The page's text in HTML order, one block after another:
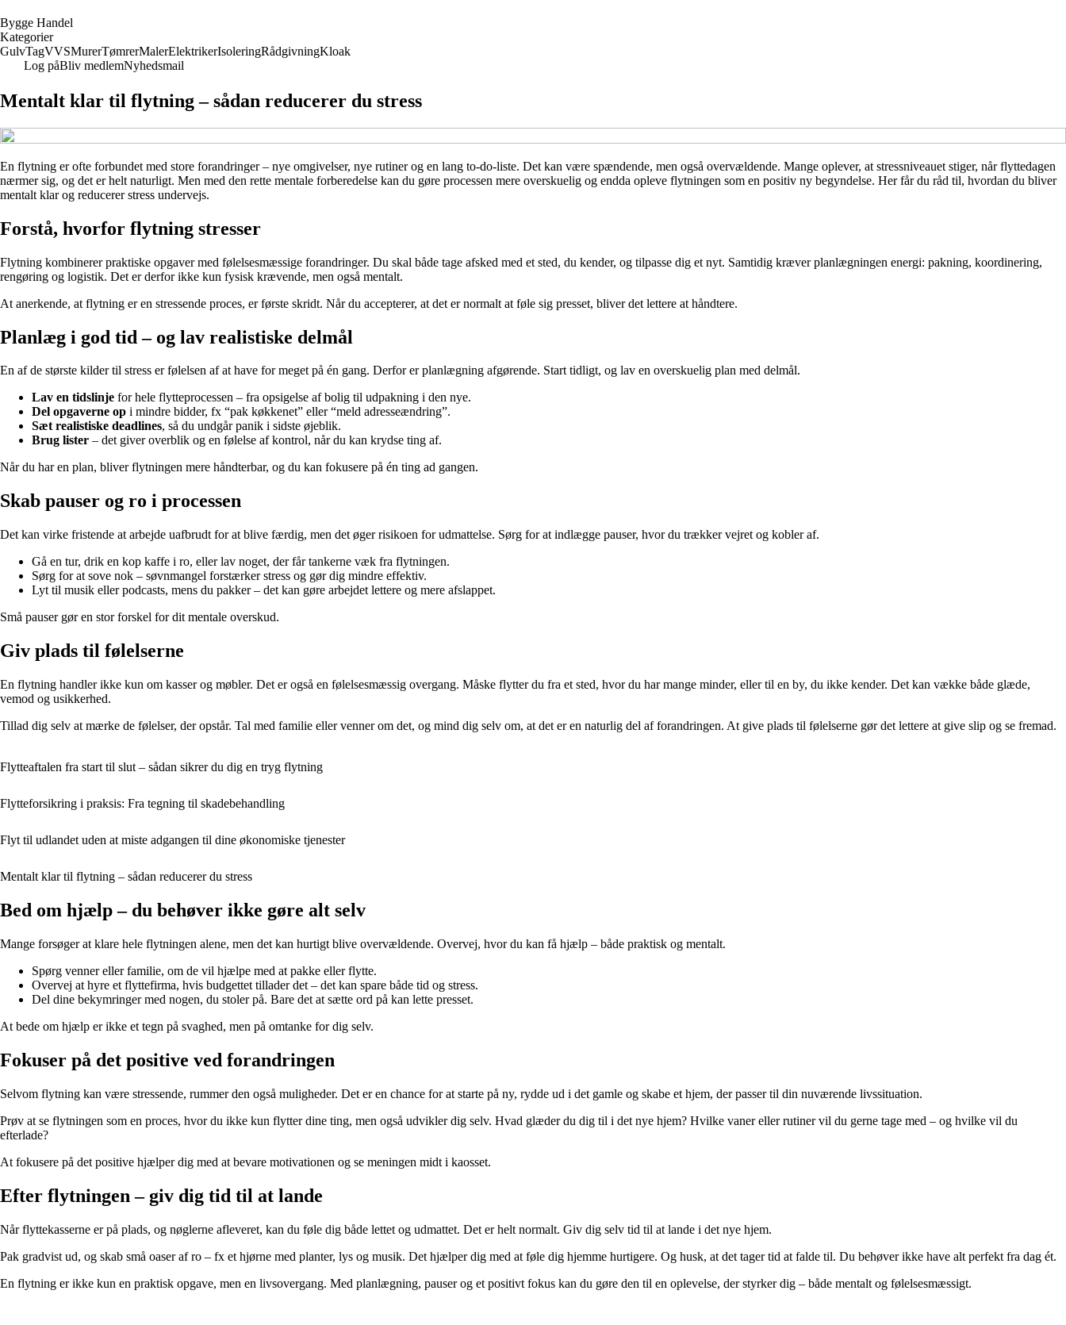
Bygge Handel
Kategorier
GulvTagVVSMurerTømrerMalerElektrikerIsoleringRådgivningKloak
Log påBliv medlemNyhedsmail
Mentalt klar til flytning – sådan reducerer du stress
En flytning er ofte forbundet med store forandringer – nye omgivelser, nye rutiner og en lang to-do-liste. Det kan være spændende, men også overvældende. Mange oplever, at stressniveauet stiger, når flyttedagen
nærmer sig, og det er helt naturligt. Men med den rette mentale forberedelse kan du gøre processen mere overskuelig og endda opleve flytningen som en positiv ny begyndelse. Her får du råd til, hvordan du bliver
mentalt klar og reducerer stress undervejs.
Forstå, hvorfor flytning stresser
Flytning kombinerer praktiske opgaver med følelsesmæssige forandringer. Du skal både tage afsked med et sted, du kender, og tilpasse dig et nyt. Samtidig kræver planlægningen energi: pakning, koordinering,
rengøring og logistik. Det er derfor ikke kun fysisk krævende, men også mentalt.
At anerkende, at flytning er en stressende proces, er første skridt. Når du accepterer, at det er normalt at føle sig presset, bliver det lettere at håndtere.
Planlæg i god tid – og lav realistiske delmål
En af de største kilder til stress er følelsen af at have for meget på én gang. Derfor er planlægning afgørende. Start tidligt, og lav en overskuelig plan med delmål.
Lav en tidslinje for hele flytteprocessen – fra opsigelse af bolig til udpakning i den nye.
Del opgaverne op i mindre bidder, fx “pak køkkenet” eller “meld adresseændring”.
Sæt realistiske deadlines, så du undgår panik i sidste øjeblik.
Brug lister – det giver overblik og en følelse af kontrol, når du kan krydse ting af.
Når du har en plan, bliver flytningen mere håndterbar, og du kan fokusere på én ting ad gangen.
Skab pauser og ro i processen
Det kan virke fristende at arbejde uafbrudt for at blive færdig, men det øger risikoen for udmattelse. Sørg for at indlægge pauser, hvor du trækker vejret og kobler af.
Gå en tur, drik en kop kaffe i ro, eller lav noget, der får tankerne væk fra flytningen.
Sørg for at sove nok – søvnmangel forstærker stress og gør dig mindre effektiv.
Lyt til musik eller podcasts, mens du pakker – det kan gøre arbejdet lettere og mere afslappet.
Små pauser gør en stor forskel for dit mentale overskud.
Giv plads til følelserne
En flytning handler ikke kun om kasser og møbler. Det er også en følelsesmæssig overgang. Måske flytter du fra et sted, hvor du har mange minder, eller til en by, du ikke kender. Det kan vække både glæde,
vemod og usikkerhed.
Tillad dig selv at mærke de følelser, der opstår. Tal med familie eller venner om det, og mind dig selv om, at det er en naturlig del af forandringen. At give plads til følelserne gør det lettere at give slip og se fremad.
Flytteaftalen fra start til slut – sådan sikrer du dig en tryg flytning
Flytteforsikring i praksis: Fra tegning til skadebehandling
Flyt til udlandet uden at miste adgangen til dine økonomiske tjenester
Mentalt klar til flytning – sådan reducerer du stress
Bed om hjælp – du behøver ikke gøre alt selv
Mange forsøger at klare hele flytningen alene, men det kan hurtigt blive overvældende. Overvej, hvor du kan få hjælp – både praktisk og mentalt.
Spørg venner eller familie, om de vil hjælpe med at pakke eller flytte.
Overvej at hyre et flyttefirma, hvis budgettet tillader det – det kan spare både tid og stress.
Del dine bekymringer med nogen, du stoler på. Bare det at sætte ord på kan lette presset.
At bede om hjælp er ikke et tegn på svaghed, men på omtanke for dig selv.
Fokuser på det positive ved forandringen
Selvom flytning kan være stressende, rummer den også muligheder. Det er en chance for at starte på ny, rydde ud i det gamle og skabe et hjem, der passer til din nuværende livssituation.
Prøv at se flytningen som en proces, hvor du ikke kun flytter dine ting, men også udvikler dig selv. Hvad glæder du dig til i det nye hjem? Hvilke vaner eller rutiner vil du gerne tage med – og hvilke vil du
efterlade?
At fokusere på det positive hjælper dig med at bevare motivationen og se meningen midt i kaosset.
Efter flytningen – giv dig tid til at lande
Når flyttekasserne er på plads, og nøglerne afleveret, kan du føle dig både lettet og udmattet. Det er helt normalt. Giv dig selv tid til at lande i det nye hjem.
Pak gradvist ud, og skab små oaser af ro – fx et hjørne med planter, lys og musik. Det hjælper dig med at føle dig hjemme hurtigere. Og husk, at det tager tid at falde til. Du behøver ikke have alt perfekt fra dag ét.
En flytning er ikke kun en praktisk opgave, men en livsovergang. Med planlægning, pauser og et positivt fokus kan du gøre den til en oplevelse, der styrker dig – både mentalt og følelsesmæssigt.